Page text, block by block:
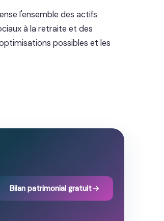
l'ensemble des actifs
à la retraite et des
possibles et les
Bilan patrimonial gratuit